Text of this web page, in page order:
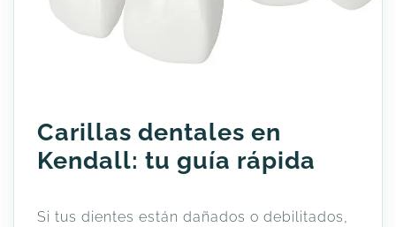
Carillas dentales en
Kendall: tu guía rápida
Si tus dientes están dañados o debilitados,